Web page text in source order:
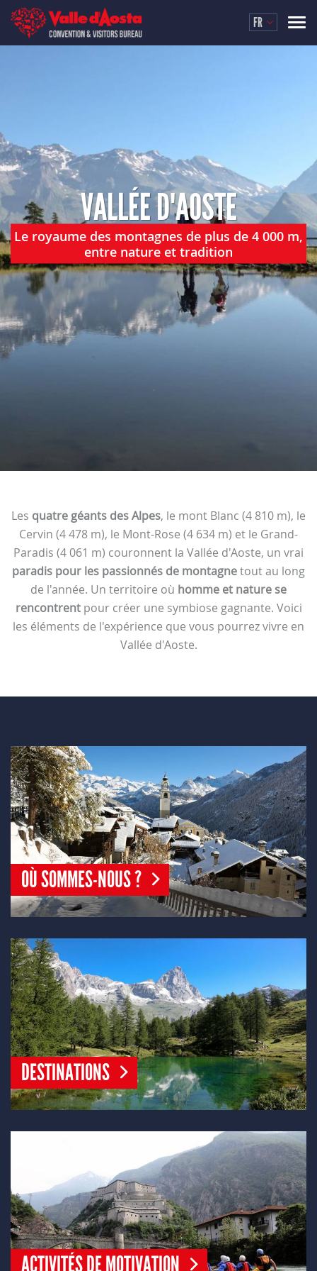
FR
VALLÉE D'AOSTE
Le royaume des montagnes de plus de 4 000 m,
entre nature et tradition
Les quatre géants des Alpes, le mont Blanc (4 810 m), le
Cervin (4 478 m), le Mont-Rose (4 634 m) et le Grand-
Paradis (4 061 m) couronnent la Vallée d'Aoste, un vrai
paradis pour les passionnés de montagnetout au long
de l'année. Un territoire où homme et nature se
rencontrentpour créer une symbiose gagnante. Voici
les éléments de l'expérience que vous pourrez vivre en
Vallée d'Aoste.
OÙ SOMMES-NOUS ?
DESTINATIONS
ACTIVITÉS DE MOTIVATION